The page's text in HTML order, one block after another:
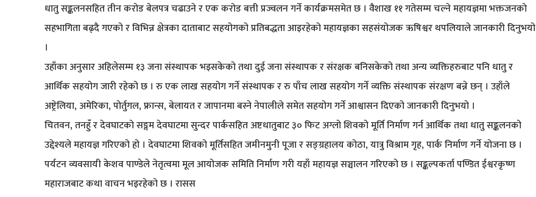
धातु सङ्कलनसहित तीन करोड बेलपत्र चढाउने र एक करोड बत्ती प्रज्वलन गर्ने कार्यक्रमसमेत छ । वैशाख ११ गतेसम्म चल्ने महायज्ञमा भक्तजनको
सहभागिता बढ्दै गएको र विभिन्न क्षेत्रका दाताबाट सहयोगको प्रतिबद्धता आइरहेको महायज्ञका सहसंयोजक ऋषिश्वर थपलियाले जानकारी दिनुभयो
।
उहाँका अनुसार अहिलेसम्म १३ जना संस्थापक भइसकेको तथा दुई जना संस्थापक र संरक्षक बनिसकेको तथा अन्य व्यक्तिहरुबाट पनि धातु र
आर्थिक सहयोग जारी रहेको छ । रु एक लाख सहयोग गर्ने संस्थापक र रु पाँच लाख सहयोग गर्ने व्यक्ति संस्थापक संरक्षण बन्ने छन् । उहाँले
अष्ट्रेलिया, अमेरिका, पोर्तुगल, फ्रान्स, बेलायत र जापानमा बस्ने नेपालीले समेत सहयोग गर्ने आश्वासन दिएको जानकारी दिनुभयो ।
चितवन, तनहुँ र देवघाटको सङ्गम देवघाटमा सुन्दर पार्कसहित अष्टधातुबाट ३० फिट अग्लो शिवको मूर्ति निर्माण गर्न आर्थिक तथा धातु सङ्कलनको
उद्देश्यले महायज्ञ गरिएको हो । देवघाटमा शिवको मूर्तिसहित जमीनमुनी पूजा र सङ्ग्रहालय कोठा, यात्रु विश्राम गृह, पार्क निर्माण गर्ने योजना छ ।
पर्यटन व्यवसायी केशव पाण्डेले नेतृत्वमा मूल आयोजक समिति निर्माण गरी यहाँ महायज्ञ सञ्चालन गरिएको छ । सङ्कल्पकर्ता पण्डित ईश्वरकृष्ण
महाराजबाट कथा वाचन भइरहेको छ । रासस